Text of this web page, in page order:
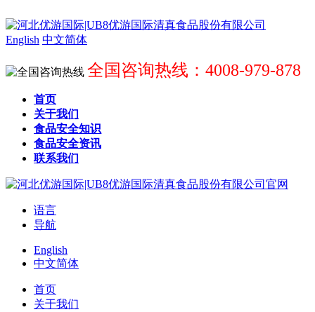
English 中文简体
全国咨询热线：4008-979-878
首页
关于我们
食品安全知识
食品安全资讯
联系我们
语言
导航
English
中文简体
首页
关于我们